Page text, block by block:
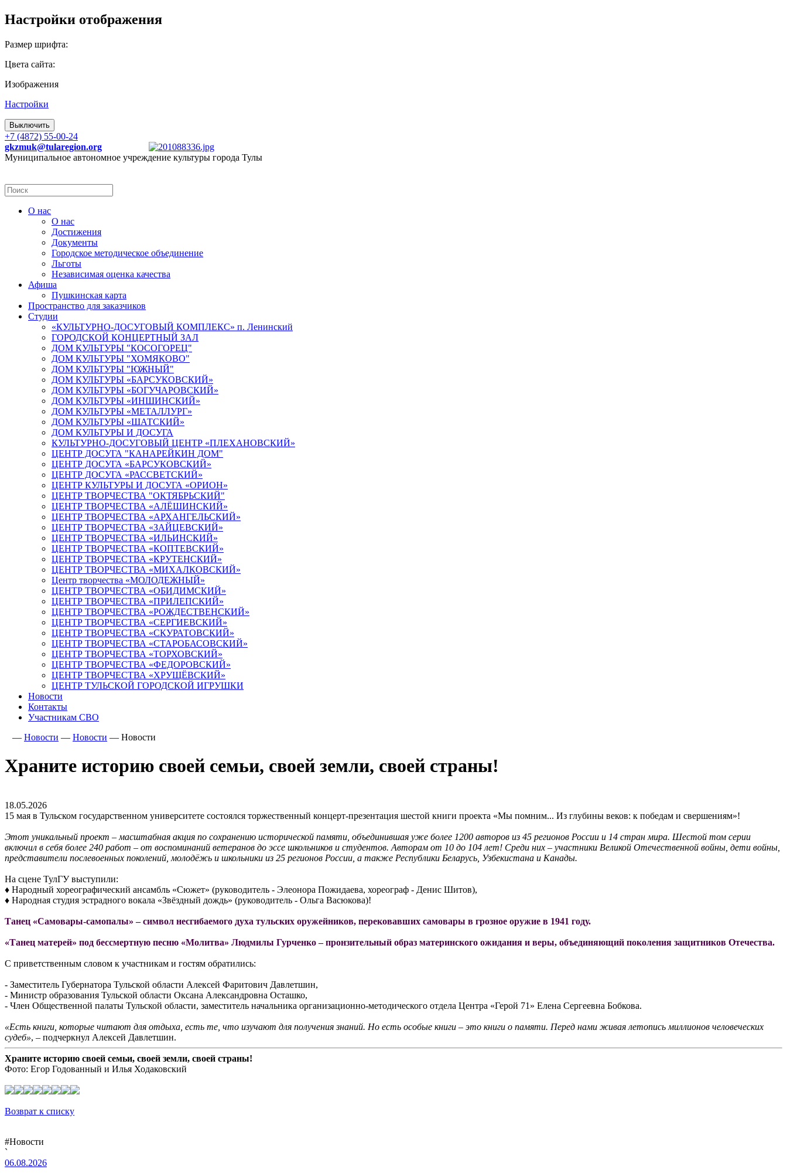
Настройки отображения
Размер шрифта:
Цвета сайта:
Изображения
Настройки
Выключить
+7 (4872) 55-00-24
gkzmuk@tularegion.org
Муниципальное автономное учреждение культуры города Тулы
О нас
О нас
Достижения
Документы
Городское методическое объединение
Льготы
Независимая оценка качества
Афиша
Пушкинская карта
Пространство для заказчиков
Студии
«КУЛЬТУРНО-ДОСУГОВЫЙ КОМПЛЕКС» п. Ленинский
ГОРОДСКОЙ КОНЦЕРТНЫЙ ЗАЛ
ДОМ КУЛЬТУРЫ "КОСОГОРЕЦ"
ДОМ КУЛЬТУРЫ "ХОМЯКОВО"
ДОМ КУЛЬТУРЫ "ЮЖНЫЙ"
ДОМ КУЛЬТУРЫ «БАРСУКОВСКИЙ»
ДОМ КУЛЬТУРЫ «БОГУЧАРОВСКИЙ»
ДОМ КУЛЬТУРЫ «ИНШИНСКИЙ»
ДОМ КУЛЬТУРЫ «МЕТАЛЛУРГ»
ДОМ КУЛЬТУРЫ «ШАТСКИЙ»
ДОМ КУЛЬТУРЫ И ДОСУГА
КУЛЬТУРНО-ДОСУГОВЫЙ ЦЕНТР «ПЛЕХАНОВСКИЙ»
ЦЕНТР ДОСУГА "КАНАРЕЙКИН ДОМ"
ЦЕНТР ДОСУГА «БАРСУКОВСКИЙ»
ЦЕНТР ДОСУГА «РАССВЕТСКИЙ»
ЦЕНТР КУЛЬТУРЫ И ДОСУГА «ОРИОН»
ЦЕНТР ТВОРЧЕСТВА "ОКТЯБРЬСКИЙ"
ЦЕНТР ТВОРЧЕСТВА «АЛЁШИНСКИЙ»
ЦЕНТР ТВОРЧЕСТВА «АРХАНГЕЛЬСКИЙ»
ЦЕНТР ТВОРЧЕСТВА «ЗАЙЦЕВСКИЙ»
ЦЕНТР ТВОРЧЕСТВА «ИЛЬИНСКИЙ»
ЦЕНТР ТВОРЧЕСТВА «КОПТЕВСКИЙ»
ЦЕНТР ТВОРЧЕСТВА «КРУТЕНСКИЙ»
ЦЕНТР ТВОРЧЕСТВА «МИХАЛКОВСКИЙ»
Центр творчества «МОЛОДЕЖНЫЙ»
ЦЕНТР ТВОРЧЕСТВА «ОБИДИМСКИЙ»
ЦЕНТР ТВОРЧЕСТВА «ПРИЛЕПСКИЙ»
ЦЕНТР ТВОРЧЕСТВА «РОЖДЕСТВЕНСКИЙ»
ЦЕНТР ТВОРЧЕСТВА «СЕРГИЕВСКИЙ»
ЦЕНТР ТВОРЧЕСТВА «СКУРАТОВСКИЙ»
ЦЕНТР ТВОРЧЕСТВА «СТАРОБАСОВСКИЙ»
ЦЕНТР ТВОРЧЕСТВА «ТОРХОВСКИЙ»
ЦЕНТР ТВОРЧЕСТВА «ФЕДОРОВСКИЙ»
ЦЕНТР ТВОРЧЕСТВА «ХРУЩЁВСКИЙ»
ЦЕНТР ТУЛЬСКОЙ ГОРОДСКОЙ ИГРУШКИ
Новости
Контакты
Участникам СВО
— Новости — Новости — Новости
Храните историю своей семьи, своей земли, своей страны!
18.05.2026
15 мая в Тульском государственном университете состоялся торжественный концерт-презентация шестой книги проекта «Мы помним... Из глубины веков: к победам и свершениям»!
Этот уникальный проект – масштабная акция по сохранению исторической памяти, объединившая уже более 1200 авторов из 45 регионов России и 14 стран мира. Шестой том серии
включил в себя более 240 работ – от воспоминаний ветеранов до эссе школьников и студентов. Авторам от 10 до 104 лет! Среди них – участники Великой Отечественной войны, дети войны,
представители послевоенных поколений, молодёжь и школьники из 25 регионов России, а также Республики Беларусь, Узбекистана и Канады.
На сцене ТулГУ выступили:
♦ Народный хореографический ансамбль «Сюжет» (руководитель - Элеонора Пожидаева, хореограф - Денис Шитов),
♦ Народная студия эстрадного вокала «Звёздный дождь» (руководитель - Ольга Васюкова)!
Танец «Самовары-самопалы» – символ несгибаемого духа тульских оружейников, перековавших самовары в грозное оружие в 1941 году.
«Танец матерей» под бессмертную песню «Молитва» Людмилы Гурченко – пронзительный образ материнского ожидания и веры, объединяющий поколения защитников Отечества.
С приветственным словом к участникам и гостям обратились:
- Заместитель Губернатора Тульской области Алексей Фаритович Давлетшин,
- Министр образования Тульской области Оксана Александровна Осташко,
- Член Общественной палаты Тульской области, заместитель начальника организационно-методического отдела Центра «Герой 71» Елена Сергеевна Бобкова.
«Есть книги, которые читают для отдыха, есть те, что изучают для получения знаний. Но есть особые книги – это книги о памяти. Перед нами живая летопись миллионов человеческих
судеб», – подчеркнул Алексей Давлетшин.
Храните историю своей семьи, своей земли, своей страны!
Фото: Егор Годованный и Илья Ходаковский
Возврат к списку
#Новости
`
06.08.2026